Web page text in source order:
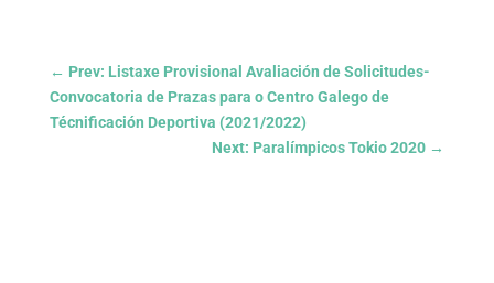
← Prev: Listaxe Provisional Avaliación de Solicitudes-
Convocatoria de Prazas para o Centro Galego de
Técnificación Deportiva (2021/2022)
Next: Paralímpicos Tokio 2020 →